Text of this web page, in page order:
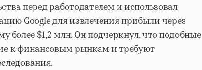
перед работодателем и использовал
Google для извлечения прибыли через
более $1,2 млн. Он подчеркнул, что подобные
к финансовым рынкам и требуют